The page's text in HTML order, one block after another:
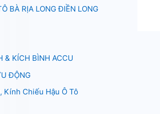
BÀ RỊA LONG ĐIỀN LONG
& KÍCH BÌNH ACCU
ĐỘNG
Kính Chiếu Hậu Ô Tô